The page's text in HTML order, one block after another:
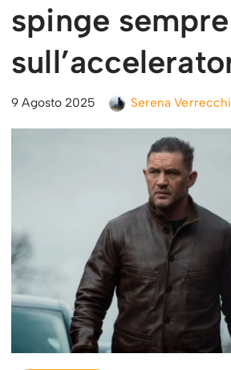
spinge sempre
9 Agosto 2025 Serena